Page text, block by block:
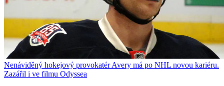
Nenáviděný hokejový provokatér Avery má po NHL novou kariéru.
Zazářil i ve filmu Odyssea